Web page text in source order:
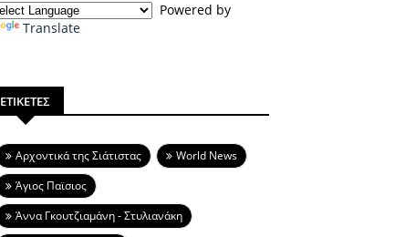
Powered by
Translate
ΕΤΙΚΕΤΕΣ
Aρχοντικά της Σιάτιστας
World News
Άγιος Παϊσιος
Άννα Γκουτζιαμάνη - Στυλιανάκη